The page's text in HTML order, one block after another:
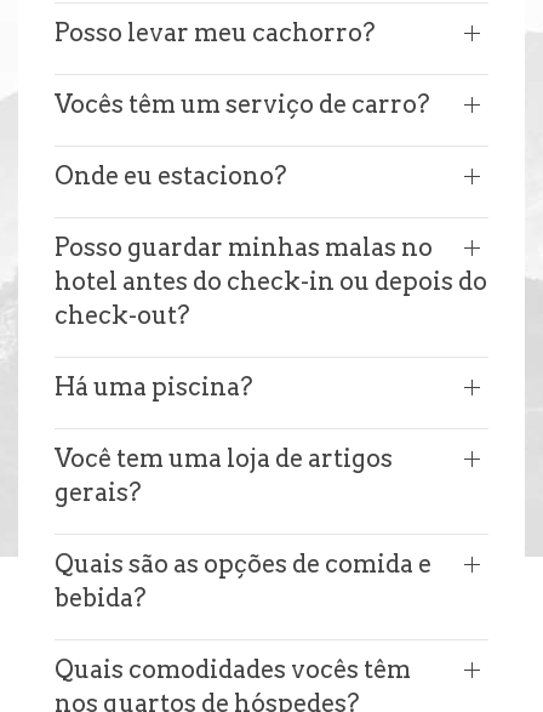
Posso levar meu cachorro?
Vocês têm um serviço de carro?
Onde eu estaciono?
Posso guardar minhas malas no
hotel antes do check-in ou depois do
check-out?
Há uma piscina?
Você tem uma loja de artigos
gerais?
Quais são as opções de comida e
bebida?
Quais comodidades vocês têm
nos quartos de hóspedes?